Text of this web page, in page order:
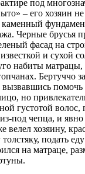
под
– его хозяин
каменный
Черные брусья
фасад на
и сухой
набиты
Бертуччо
вызвавшись
но
густотой волос,
под чепца, и
велел хозяину,
подать
на матраце,